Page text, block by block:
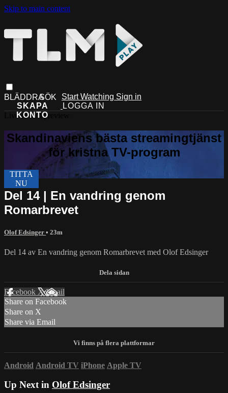
Skip to main content
Start Watching Sign in
Live stream preview
Del 14 | En vandring genom
Romarbrevet
Olof Edsinger • 23m
Del 14 av En vandring genom Romarbrevet med Olof Edsinger
Facebook XEmail
Share on Facebook
Share on X
Share via Email
Android Android TV iPhone Apple TV
Up Next in Olof Edsinger